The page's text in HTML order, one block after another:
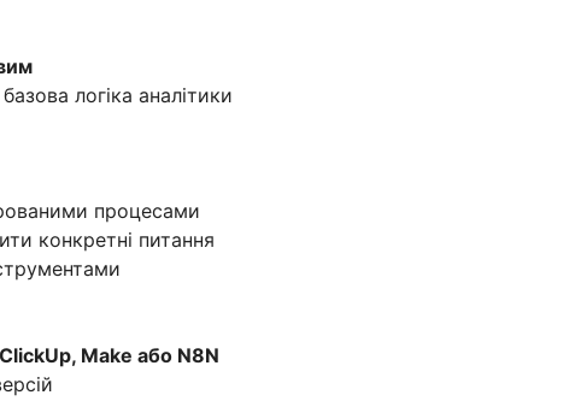
логіка аналітики
процесами
конкретні питання
Make або N8N